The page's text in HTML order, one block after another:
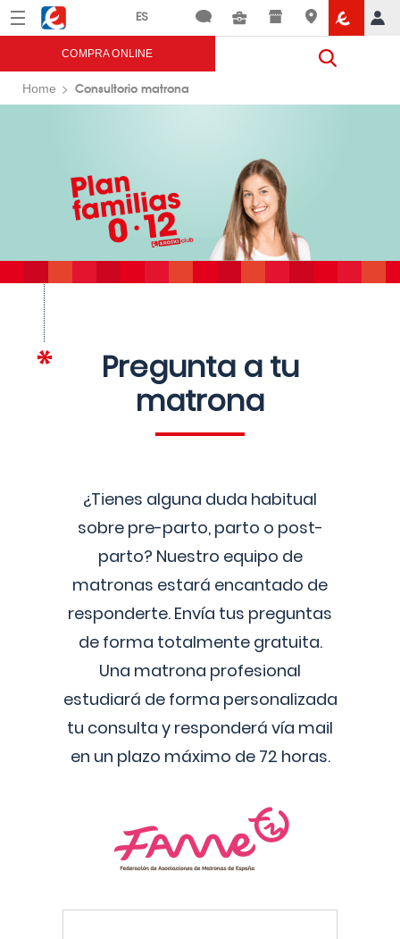
Menú Eroski
COMPRA ONLINE
Home Consultorio matrona
Pregunta a tu
matrona
¿Tienes alguna duda habitual
sobre pre-parto, parto o post-
parto? Nuestro equipo de
matronas estará encantado de
responderte. Envía tus preguntas
de forma totalmente gratuita.
Una matrona profesional
estudiará de forma personalizada
tu consulta y responderá vía mail
en un plazo máximo de 72 horas.